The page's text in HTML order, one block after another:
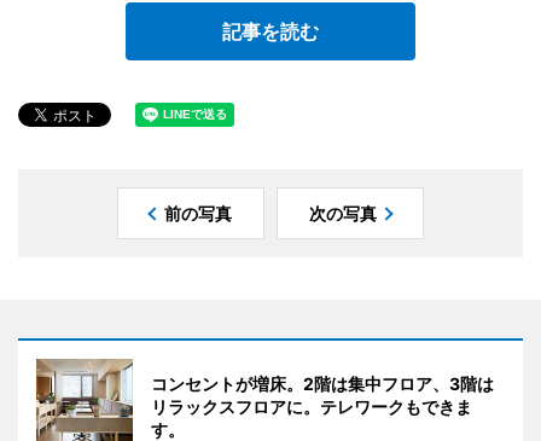
記事を読む
前の写真 次の写真
コンセントが増床。2階は集中フロア、3階は
リラックスフロアに。テレワークもできま
す。